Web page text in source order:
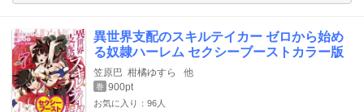
異世界支配のスキルテイカー ゼロから始め
る奴隷ハーレム セクシーブーストカラー版
笠原巴 柑橘ゆすら 他
巻 900pt
お気に入り：96人